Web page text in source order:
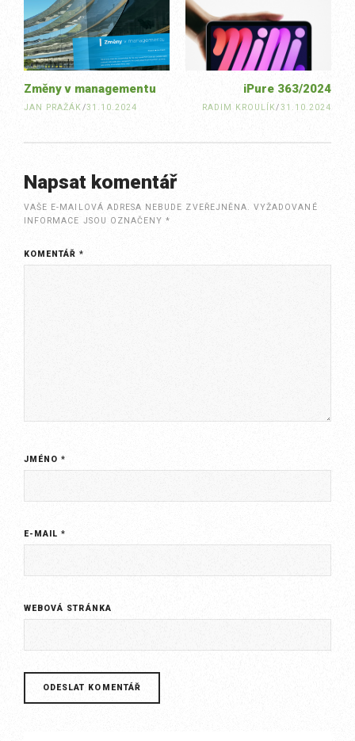
navigation
iPure 363/2024
RADIM KROULÍK/31.10.2024
Změny v managementu
JAN PRAŽÁK /31.10.2024
Napsat komentář
VAŠE E-MAILOVÁ ADRESA NEBUDE ZVEŘEJNĚNA.
VYŽADOVANÉ
INFORMACE JSOU OZNAČENY*
KOMENTÁŘ*
JMÉNO*
E-MAIL*
WEBOVÁ STRÁNKA